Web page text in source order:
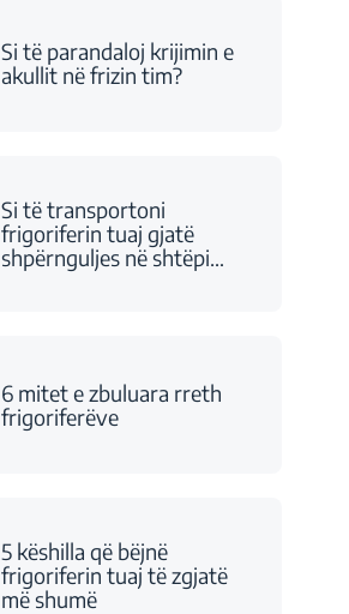
Si të parandaloj krijimin e
akullit në frizin tim?
Si të transportoni
frigoriferin tuaj gjatë
shpërnguljes në shtëpi…
6 mitet e zbuluara rreth
frigoriferëve
5 këshilla që bëjnë
frigoriferin tuaj të zgjatë
më shumë